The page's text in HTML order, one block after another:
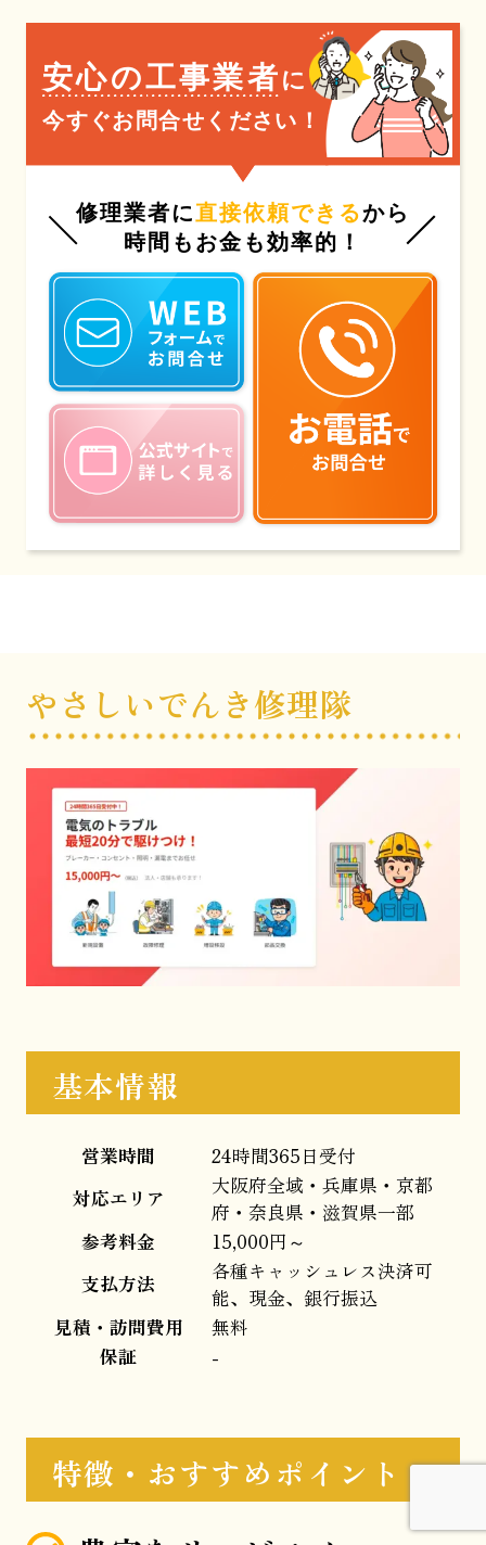
安心の工事業者に
今すぐお問合せください！
修理業者に直接依頼できるから
時間もお金も効率的！
やさしいでんき修理隊
基本情報
営業時間
24時間365日受付
対応エリア
大阪府全域・兵庫県・京都
府・奈良県・滋賀県一部
参考料金
15,000円～
支払方法
各種キャッシュレス決済可
能、現金、銀行振込
見積・訪問費用
無料
保証
-
特徴・おすすめポイント